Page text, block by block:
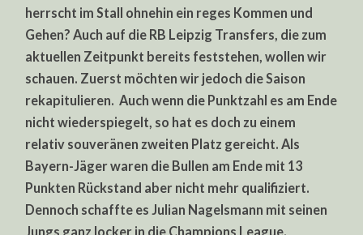
21/22
herrscht im Stall ohnehin ein reges Kommen und
Gehen? Auch auf die RB Leipzig Transfers, die zum
aktuellen Zeitpunkt bereits feststehen, wollen wir
schauen. Zuerst möchten wir jedoch die Saison
rekapitulieren. Auch wenn die Punktzahl es am Ende
nicht wiederspiegelt, so hat es doch zu einem
relativ souveränen zweiten Platz gereicht. Als
Bayern-Jäger waren die Bullen am Ende mit 13
Punkten Rückstand aber nicht mehr qualifiziert.
Dennoch schaffte es Julian Nagelsmann mit seinen
Jungs ganz locker in die Champions League.